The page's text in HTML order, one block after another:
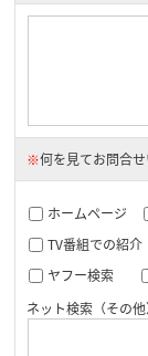
※何を見てお問合
ホームページ
TV番組での紹介
ヤフー検索
ネット検索（その